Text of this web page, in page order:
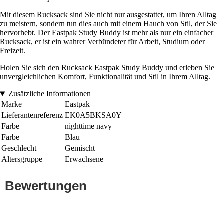
Mit diesem Rucksack sind Sie nicht nur ausgestattet, um Ihren Alltag
zu meistern, sondern tun dies auch mit einem Hauch von Stil, der Sie
hervorhebt. Der Eastpak Study Buddy ist mehr als nur ein einfacher
Rucksack, er ist ein wahrer Verbündeter für Arbeit, Studium oder
Freizeit.
Holen Sie sich den Rucksack Eastpak Study Buddy und erleben Sie
unvergleichlichen Komfort, Funktionalität und Stil in Ihrem Alltag.
Zusätzliche Informationen
Marke
Eastpak
Lieferantenreferenz EK0A5BKSA0Y
Farbe
nighttime navy
Farbe
Blau
Geschlecht
Gemischt
Altersgruppe
Erwachsene